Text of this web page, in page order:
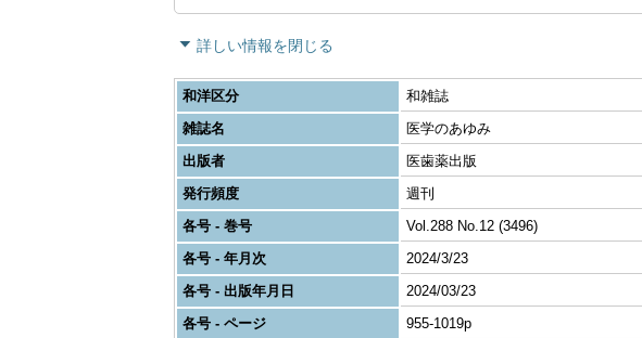
詳しい情報を閉じる
和洋区分
和雑誌
雑誌名
医学のあゆみ
出版者
医歯薬出版
発行頻度
週刊
各号 - 巻号
Vol.288 No.12 (3496)
各号 - 年月次
2024/3/23
各号 - 出版年月日
2024/03/23
各号 - ページ
955-1019p